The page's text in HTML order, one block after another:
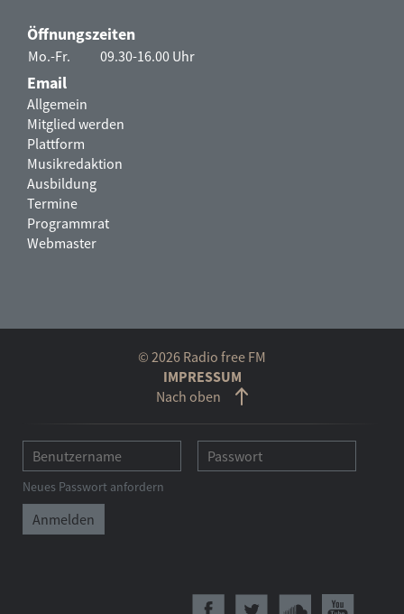
Öffnungszeiten
Mo.-Fr. 09.30-16.00 Uhr
Email
Allgemein
Mitglied werden
Plattform
Musikredaktion
Ausbildung
Termine
Programmrat
Webmaster
© 2026 Radio free FM
IMPRESSUM
Nach oben
Neues Passwort anfordern